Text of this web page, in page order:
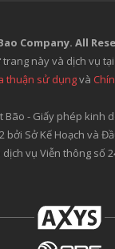
Company. All
này và dịch vụ
thuận sử dụngvà
Bão - Giấy phép kinh
bởi Sở Kế Hoạch và
vụ Viễn thông số